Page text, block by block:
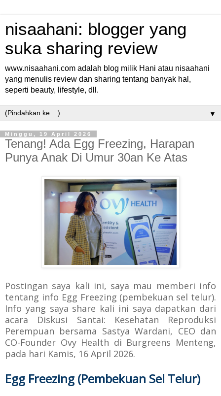
nisaahani: blogger yang
suka sharing review
www.nisaahani.com adalah blog milik Hani atau nisaahani
yang menulis review dan sharing tentang banyak hal,
seperti beauty, lifestyle, dll.
▼
Minggu, 19 April 2026
Tenang! Ada Egg Freezing, Harapan
Punya Anak Di Umur 30an Ke Atas
Postingan saya kali ini, saya mau memberi info
tentang info Egg Freezing (pembekuan sel telur).
Info yang saya share kali ini saya dapatkan dari
acara Diskusi Santai: Kesehatan Reproduksi
Perempuan bersama Sastya Wardani, CEO dan
CO-Founder Ovy Health di Burgreens Menteng,
pada hari Kamis, 16 April 2026.
Egg Freezing (Pembekuan Sel Telur)